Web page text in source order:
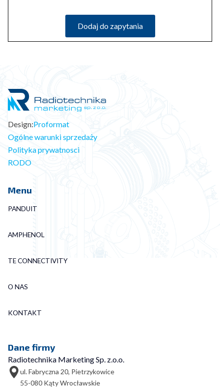
Dodaj do zapytania
Design:Proformat
Ogólne warunki sprzedaży
Polityka prywatnosci
RODO
Menu
PANDUIT
AMPHENOL
TE CONNECTIVITY
O NAS
KONTAKT
Dane firmy
Radiotechnika Marketing Sp. z.o.o.
ul. Fabryczna 20, Pietrzykowice
55-080 Kąty Wrocławskie